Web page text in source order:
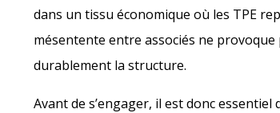
dans un tissu économique où les TPE
mésentente entre associés ne
durablement la structure.
Avant de s’engager, il est donc